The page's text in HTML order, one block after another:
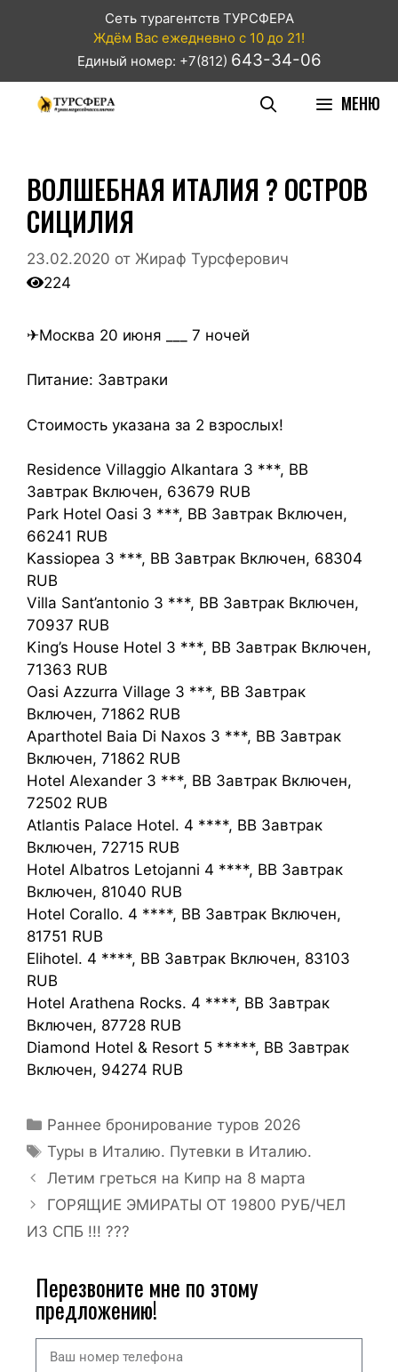
Сеть турагентств ТУРСФЕРА
Ждём Вас ежедневно с 10 до 21!
Единый номер: +7(812) 643-34-06
МЕНЮ
ВОЛШЕБНАЯ ИТАЛИЯ ? ОСТРОВ
СИЦИЛИЯ
23.02.2020 от Жираф Турсферович
224
✈Москва 20 июня ___ 7 ночей
Питание: Завтраки
Стоимость указана за 2 взрослых!
Residence Villaggio Alkantara 3 ***, BB
Завтрак Включен, 63679 RUB
Park Hotel Oasi 3 ***, BB Завтрак Включен,
66241 RUB
Kassiopea 3 ***, BB Завтрак Включен, 68304
RUB
Villa Sant’antonio 3 ***, BB Завтрак Включен,
70937 RUB
King’s House Hotel 3 ***, BB Завтрак Включен,
71363 RUB
Oasi Azzurra Village 3 ***, BB Завтрак
Включен, 71862 RUB
Aparthotel Baia Di Naxos 3 ***, BB Завтрак
Включен, 71862 RUB
Hotel Alexander 3 ***, BB Завтрак Включен,
72502 RUB
Atlantis Palace Hotel. 4 ****, BB Завтрак
Включен, 72715 RUB
Hotel Albatros Letojanni 4 ****, BB Завтрак
Включен, 81040 RUB
Hotel Corallo. 4 ****, BB Завтрак Включен,
81751 RUB
Elihotel. 4 ****, BB Завтрак Включен, 83103
RUB
Hotel Arathena Rocks. 4 ****, BB Завтрак
Включен, 87728 RUB
Diamond Hotel & Resort 5 *****, BB Завтрак
Включен, 94274 RUB
Раннее бронирование туров 2026
Туры в Италию. Путевки в Италию.
Летим греться на Кипр на 8 марта
ГОРЯЩИЕ ЭМИРАТЫ ОТ 19800 РУБ/ЧЕЛ
ИЗ СПБ !!! ???
Перезвоните мне по этому
предложению!